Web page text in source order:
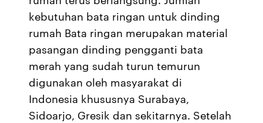
kebutuhan bata ringan untuk dinding
rumah Bata ringan merupakan material
pasangan dinding pengganti bata
merah yang sudah turun temurun
digunakan oleh masyarakat di
Indonesia khususnya Surabaya,
Sidoarjo, Gresik dan sekitarnya. Setelah